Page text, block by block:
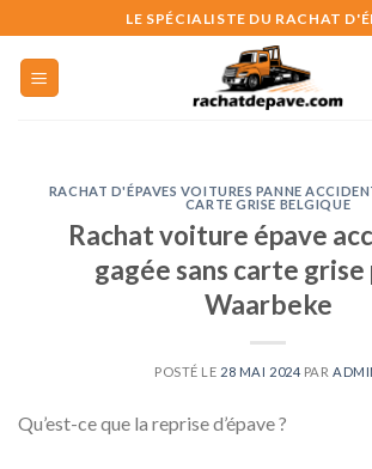
to
content
LE SPÉCIALISTE DU RACHAT
RACHAT D'ÉPAVES VOITURES PANNE
CARTE GRISE BELGIQUE
Rachat voiture épave
gagée sans carte grise
Waarbeke
POSTÉ LE 28 MAI 2024 PAR
Qu’est-ce que la reprise d’épave ?